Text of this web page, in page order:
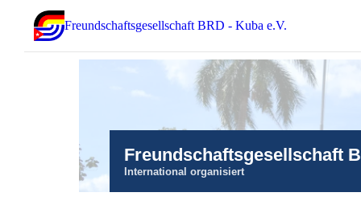
Freundschaftsgesellschaft BRD - Kuba e.V.
Freundschaftsgesellschaft
International organisiert